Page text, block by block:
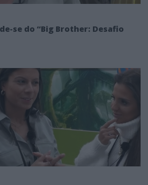
se do “Big Brother: Desafio